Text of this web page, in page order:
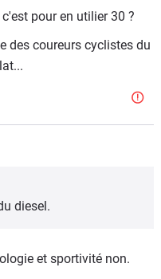
pour en utilier 30 ?
des coureurs cyclistes du
diesel.
et sportivité non.